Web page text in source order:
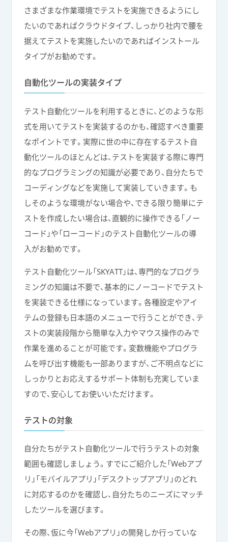
さまざまな作業環境でテストを実施できるようにし
たいのであればクラウドタイプ、しっかり社内で腰を
据えてテストを実施したいのであればインストール
タイプがお勧めです。
自動化ツールの実装タイプ
テスト自動化ツールを利用するときに、どのような形
式を用いてテストを実装するのかも、確認すべき重要
なポイントです。実際に世の中に存在するテスト自
動化ツールのほとんどは、テストを実装する際に専門
的なプログラミングの知識が必要であり、自分たちで
コーディングなどを実施して実装していきます。も
しそのような環境がない場合や、できる限り簡単にテ
ストを作成したい場合は、直観的に操作できる「ノー
コード」や「ローコード」のテスト自動化ツールの導
入がお勧めです。
テスト自動化ツール「SKYATT」は、専門的なプログラ
ミングの知識は不要で、基本的にノーコードでテスト
を実装できる仕様になっています。各種設定やアイ
テムの登録も日本語のメニューで行うことができ、テ
ストの実装段階から簡単な入力やマウス操作のみで
作業を進めることが可能です。変数機能やプログラ
ムを呼び出す機能も一部ありますが、ご不明点などに
しっかりとお応えするサポート体制も充実していま
すので、安心してお使いいただけます。
テストの対象
自分たちがテスト自動化ツールで行うテストの対象
範囲も確認しましょう。すでにご紹介した「Webアプ
リ」「モバイルアプリ」「デスクトップアプリ」のどれ
に対応するのかを確認し、自分たちのニーズにマッチ
したツールを選びます。
その際、仮に今「Webアプリ」の開発しか行っていな